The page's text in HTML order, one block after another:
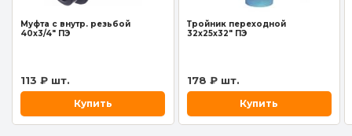
Муфта с внутр. резьбой
40x3/4" ПЭ
113 ₽ шт.
Купить
Тройник переходной
32x25x32" ПЭ
178 ₽ шт.
Купить